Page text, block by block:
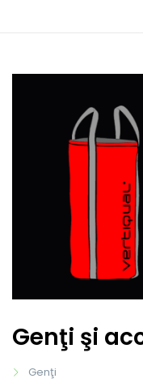
Genţi şi
Genţi